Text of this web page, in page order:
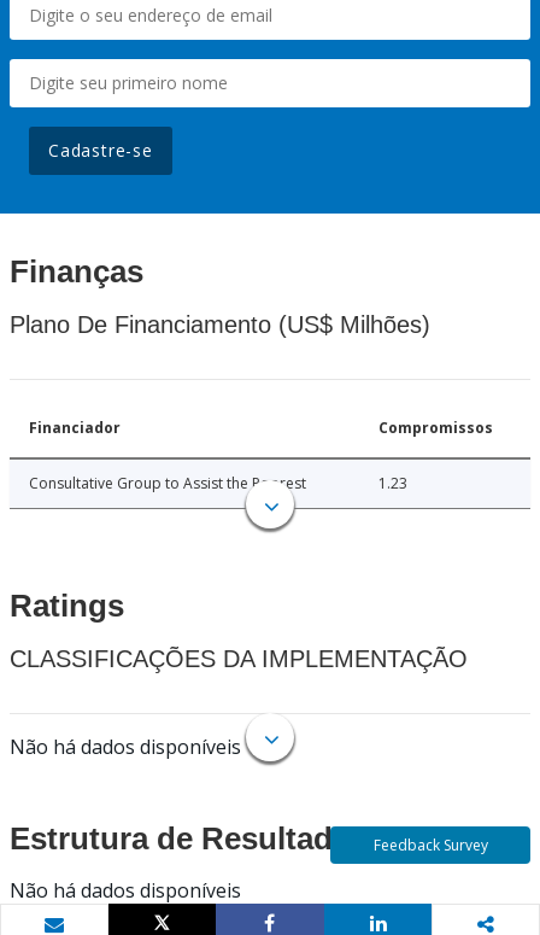
Cadastre-se
Finanças
Plano De Financiamento (US$ Milhões)
Financiador Compromissos
Consultative Group to Assist the Poorest 1.23
Ratings
CLASSIFICAÇÕES DA IMPLEMENTAÇÃO
Não há dados disponíveis
Estrutura de Resultados
Não há dados disponíveis
Feedback Survey